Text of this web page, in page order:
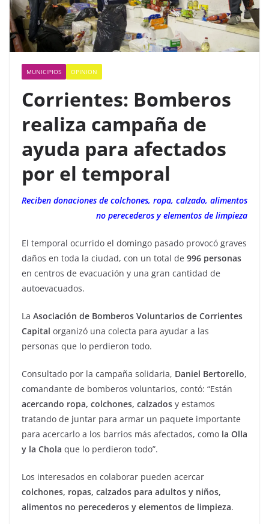
MUNICIPIOS OPINION
Corrientes: Bomberos
realiza campaña de
ayuda para afectados
por el temporal
Reciben donaciones de colchones, ropa, calzado, alimentos
no perecederos y elementos de limpieza
El temporal ocurrido el domingo pasado provocó graves
daños en toda la ciudad, con un total de 996 personas
en centros de evacuación y una gran cantidad de
autoevacuados.
La Asociación de Bomberos Voluntarios de Corrientes
Capital organizó una colecta para ayudar a las
personas que lo perdieron todo.
Consultado por la campaña solidaria, Daniel Bertorello,
comandante de bomberos voluntarios, contó: “Están
acercando ropa, colchones, calzados y estamos
tratando de juntar para armar un paquete importante
para acercarlo a los barrios más afectados, como la Olla
y la Chola que lo perdieron todo”.
Los interesados en colaborar pueden acercar
colchones, ropas, calzados para adultos y niños,
alimentos no perecederos y elementos de limpieza.